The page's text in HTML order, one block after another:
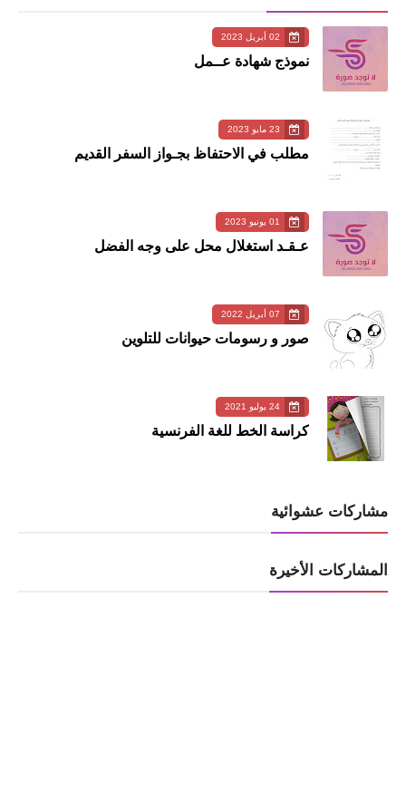
02 أبريل 2023
نموذج شهادة عــمل
23 مايو 2023
مطلب في الاحتفاظ بجـواز السفر القديم
01 يونيو 2023
عـقـد استغلال محل على وجه الفضل
07 أبريل 2022
صور و رسومات حيوانات للتلوين
24 يوليو 2021
كراسة الخط للغة الفرنسية
مشاركات عشوائية
المشاركات الأخيرة